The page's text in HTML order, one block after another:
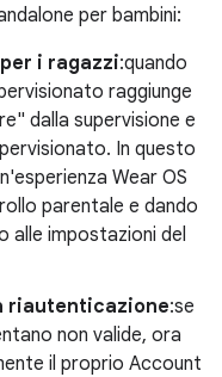
per bambini:
i ragazzi:quando
raggiunge
dalla supervisione e
In questo
Wear OS
parentale e dando
alle impostazioni del
riautenticazione:se
non valide, ora
il proprio Account